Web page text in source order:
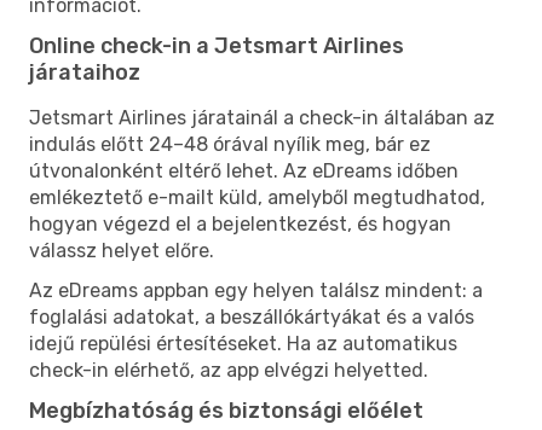
információt.
Online check-in a Jetsmart Airlines
járataihoz
Jetsmart Airlines járatainál a check-in általában az
indulás előtt 24–48 órával nyílik meg, bár ez
útvonalonként eltérő lehet. Az eDreams időben
emlékeztető e-mailt küld, amelyből megtudhatod,
hogyan végezd el a bejelentkezést, és hogyan
válassz helyet előre.
Az eDreams appban egy helyen találsz mindent: a
foglalási adatokat, a beszállókártyákat és a valós
idejű repülési értesítéseket. Ha az automatikus
check-in elérhető, az app elvégzi helyetted.
Megbízhatóság és biztonsági előélet